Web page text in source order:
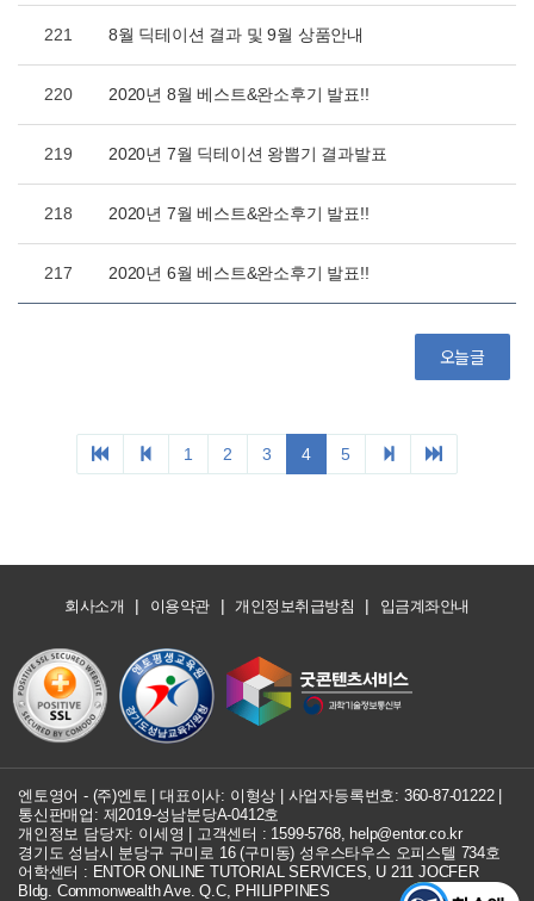
221 8월 딕테이션 결과 및 9월 상품안내
220 2020년 8월 베스트&완소후기 발표!!
219 2020년 7월 딕테이션 왕뽑기 결과발표
218 2020년 7월 베스트&완소후기 발표!!
217 2020년 6월 베스트&완소후기 발표!!
오늘글
1 2 3 4 5
회사소개 | 이용약관 | 개인정보취급방침 | 입금계좌안내
엔토영어 - (주)엔토 | 대표이사: 이형상 | 사업자등록번호: 360-87-01222|
통신판매업: 제2019-성남분당A-0412호
개인정보 담당자: 이세영 | 고객센터 : 1599-5768, help@entor.co.kr
경기도 성남시 분당구 구미로 16 (구미동) 성우스타우스 오피스텔 734호
어학센터 : ENTOR ONLINE TUTORIAL SERVICES, U 211 JOCFER
Bldg. Commonwealth Ave. Q.C, PHILIPPINES